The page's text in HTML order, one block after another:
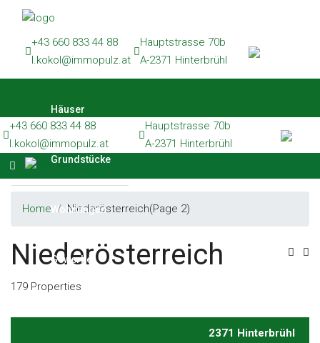
Häuser
Wohnungen
Gewerbe
Referenzen
+43 660 833 44 88
l.kokol@immopulz.at
Hauptstrasse 70b
A-2371 Hinterbrühl
Häuser
Grundstücke
Wohnungen
Gewerbe
+43 660 833 44 88
l.kokol@immopulz.at
Hauptstrasse 70b
A-2371 Hinterbrühl
Home Niederösterreich(Page 2)
Niederösterreich
179 Properties
2371 Hinterbrühl